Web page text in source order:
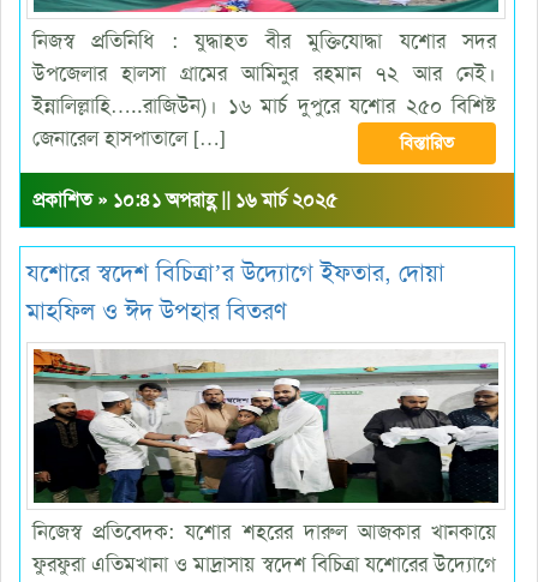
নিজস্ব প্রতিনিধি : যুদ্ধাহত বীর মুক্তিযোদ্ধা যশোর সদর
উপজেলার হালসা গ্রামের আমিনুর রহমান ৭২ আর নেই।
ইন্নালিল্লাহি…..রাজিউন)। ১৬ মার্চ দুপুরে যশোর ২৫০ বিশিষ্ট
জেনারেল হাসপাতালে […]
বিস্তারিত
প্রকাশিত » ১০:৪১ অপরাহ্ণ || ১৬ মার্চ ২০২৫
যশোরে স্বদেশ বিচিত্রা’র উদ্যোগে ইফতার, দোয়া
মাহফিল ও ঈদ উপহার বিতরণ
নিজেস্ব প্রতিবেদক: যশোর শহরের দারুল আজকার খানকায়ে
ফুরফুরা এতিমখানা ও মাদ্রাসায় স্বদেশ বিচিত্রা যশোরের উদ্যোগে